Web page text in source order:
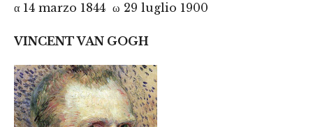
α 14 marzo 1844 ω 29 luglio 1900
VINCENT VAN GOGH